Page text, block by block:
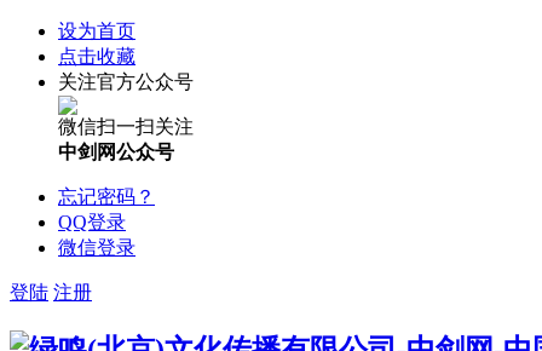
设为首页
点击收藏
关注官方公众号
微信扫一扫关注
中剑网公众号
忘记密码？
QQ登录
微信登录
登陆 注册